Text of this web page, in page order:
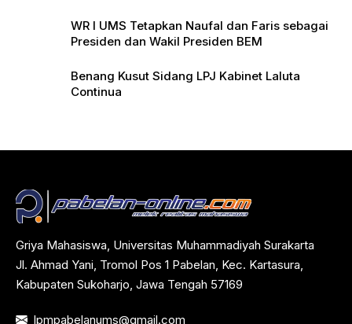
WR I UMS Tetapkan Naufal dan Faris sebagai
Presiden dan Wakil Presiden BEM
Benang Kusut Sidang LPJ Kabinet Laluta
Continua
Griya Mahasiswa, Universitas Muhammadiyah Surakarta
Jl. Ahmad Yani, Tromol Pos 1 Pabelan, Kec. Kartasura,
Kabupaten Sukoharjo, Jawa Tengah 57169
lpmpabelanums@gmail.com